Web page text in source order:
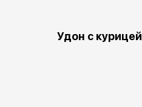
Удон с курицей